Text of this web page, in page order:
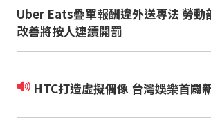
Uber Eats疊單報酬違外送專法 勞動
改善將按人連續開罰
HTC打造虛擬偶像 台灣娛樂首闢